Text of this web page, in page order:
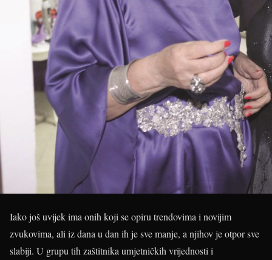
Iako još uvijek ima onih koji se opiru trendovima i novijim
zvukovima, ali iz dana u dan ih je sve manje, a njihov je otpor sve
slabiji. U grupu tih zaštitnika umjetničkih vrijednosti i